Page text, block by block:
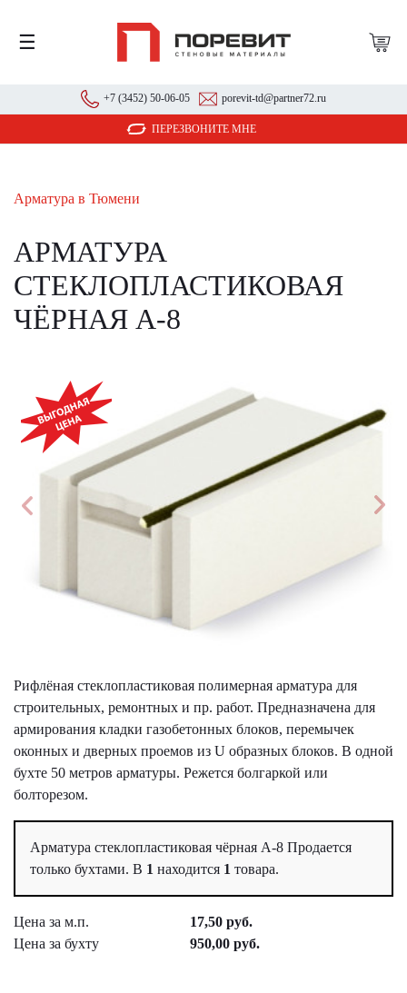
☰
+7 (3452) 50-06-05 porevit-td@partner72.ru
ПЕРЕЗВОНИТЕ МНЕ
Арматура в Тюмени
АРМАТУРА
СТЕКЛОПЛАСТИКОВАЯ
ЧЁРНАЯ А-8
АКЦИЯ!
Рифлёная стеклопластиковая полимерная арматура для
строительных, ремонтных и пр. работ. Предназначена для
армирования кладки газобетонных блоков, перемычек
оконных и дверных проемов из U образных блоков. В одной
бухте 50 метров арматуры. Режется болгаркой или
болторезом.
Арматура стеклопластиковая чёрная А-8 Продается
только бухтами. В 1 находится 1 товара.
Цена за м.п.
17,50 руб.
Цена за бухту
950,00 руб.